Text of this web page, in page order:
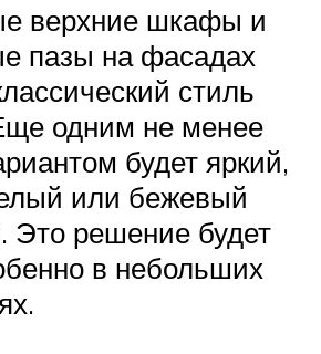
верхние шкафы и
пазы на фасадах
стиль
одним не менее
будет яркий,
или бежевый
Это решение будет
в небольших